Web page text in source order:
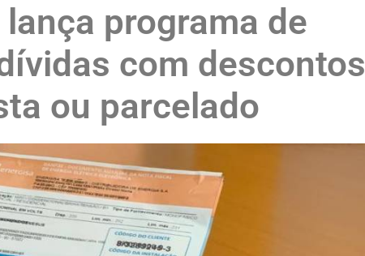
programa de
com descontos
ou parcelado